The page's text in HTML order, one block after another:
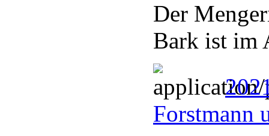
Der
Bark ist im
Forstmann